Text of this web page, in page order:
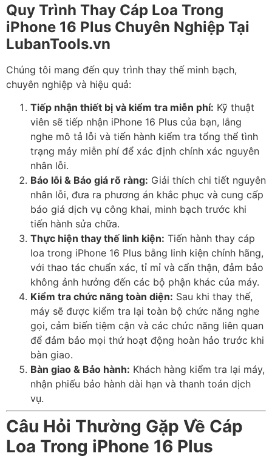
Quy Trình Thay Cáp Loa Trong
iPhone 16 Plus Chuyên Nghiệp Tại
LubanTools.vn
Chúng tôi mang đến quy trình thay thế minh bạch,
chuyên nghiệp và hiệu quả:
Tiếp nhận thiết bị và kiểm tra miễn phí: Kỹ thuật
viên sẽ tiếp nhận iPhone 16 Plus của bạn, lắng
nghe mô tả lỗi và tiến hành kiểm tra tổng thể tình
trạng máy miễn phí để xác định chính xác nguyên
nhân lỗi.
Báo lỗi & Báo giá rõ ràng: Giải thích chi tiết nguyên
nhân lỗi, đưa ra phương án khắc phục và cung cấp
báo giá dịch vụ công khai, minh bạch trước khi
tiến hành sửa chữa.
Thực hiện thay thế linh kiện: Tiến hành thay cáp
loa trong iPhone 16 Plus bằng linh kiện chính hãng,
với thao tác chuẩn xác, tỉ mỉ và cẩn thận, đảm bảo
không ảnh hưởng đến các bộ phận khác của máy.
Kiểm tra chức năng toàn diện: Sau khi thay thế,
máy sẽ được kiểm tra lại toàn bộ chức năng nghe
gọi, cảm biến tiệm cận và các chức năng liên quan
để đảm bảo mọi thứ hoạt động hoàn hảo trước khi
bàn giao.
Bàn giao & Bảo hành: Khách hàng kiểm tra lại máy,
nhận phiếu bảo hành dài hạn và thanh toán dịch
vụ.
Câu Hỏi Thường Gặp Về Cáp
Loa Trong iPhone 16 Plus